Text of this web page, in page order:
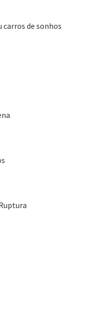
carros de sonhos